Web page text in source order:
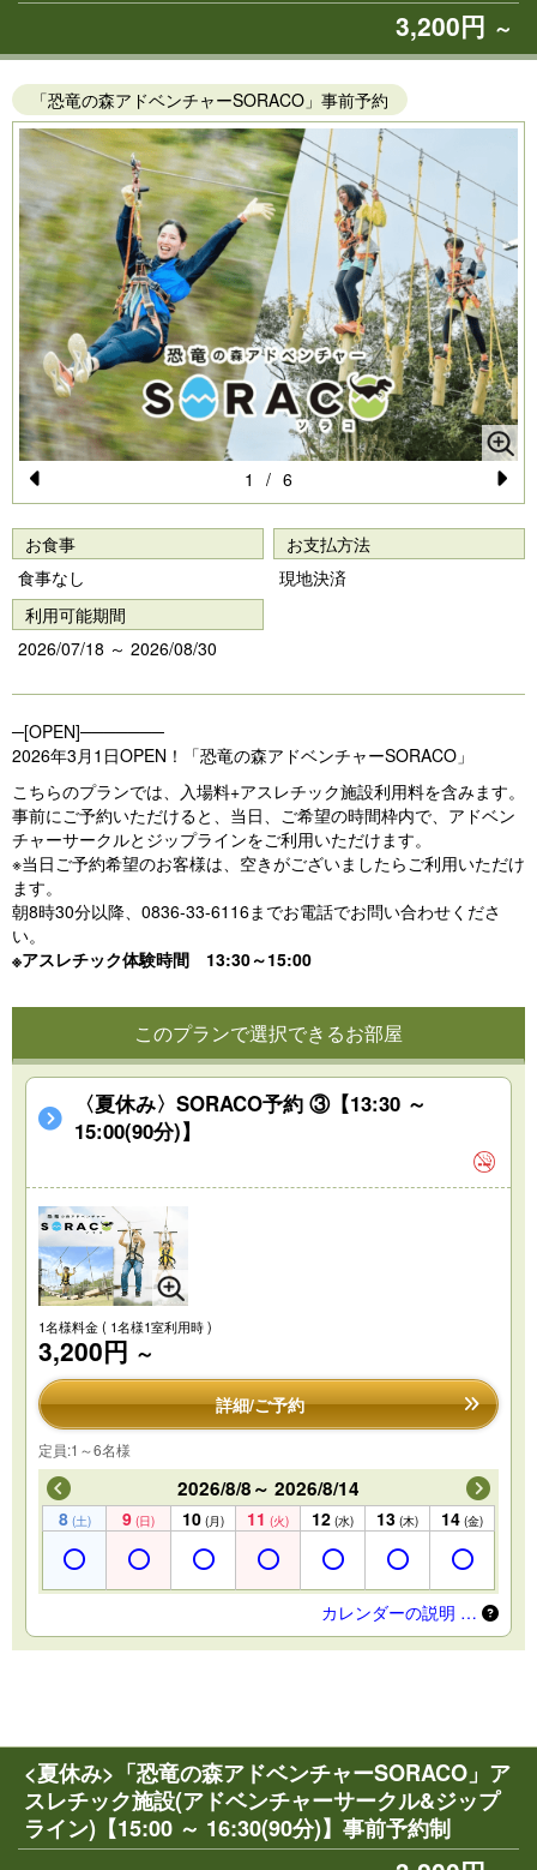
3,200円 ～
「恐竜の森アドベンチャーSORACO」事前予約
Pr
e
vi
o
u
s
N
1 / 6
お食事
食事なし
お支払方法
現地決済
利用可能期間
2026/07/18 ～ 2026/08/30
─[OPEN]───────
2026年3月1日OPEN！「恐竜の森アドベンチャーSORACO」
こちらのプランでは、入場料+アスレチック施設利用料を含みます。
事前にご予約いただけると、当日、ご希望の時間枠内で、アドベン
チャーサークルとジップラインをご利用いただけます。
※当日ご予約希望のお客様は、空きがございましたらご利用いただけ
ます。
朝8時30分以降、0836-33-6116までお電話でお問い合わせくださ
い。
※アスレチック体験時間 13:30～15:00
このプランで選択できるお部屋
〈夏休み〉SORACO予約 ③【13:30 ～
15:00(90分)】
1名様料金( 1名様1室利用時 )
3,200円 ～
詳細/ご予約
定員:1～6名様
2026/8/8～ 2026/8/14
8 (土) 9 (日) 10 (月) 11 (火) 12 (水) 13 (木) 14 (金)
カレンダーの説明 …
<夏休み>「恐竜の森アドベンチャーSORACO」ア
スレチック施設(アドベンチャーサークル&ジップ
ライン)【15:00 ～ 16:30(90分)】事前予約制